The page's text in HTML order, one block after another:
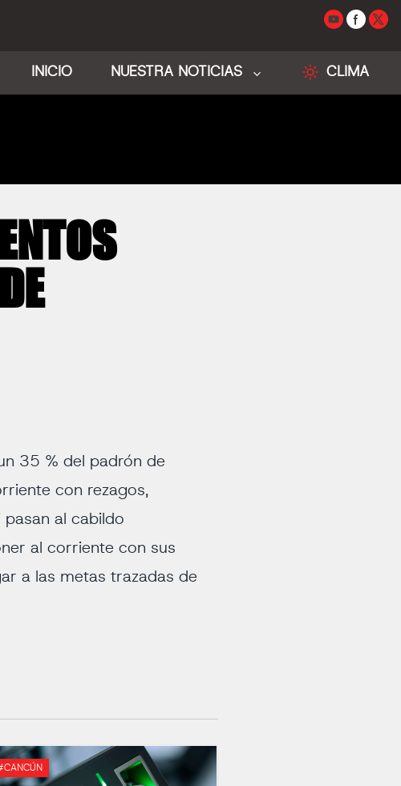
INICIO NUESTRA NOTICIAS CLIMA
35 % del padrón de
con rezagos,
pasan al cabildo
al corriente con sus
a las metas trazadas de